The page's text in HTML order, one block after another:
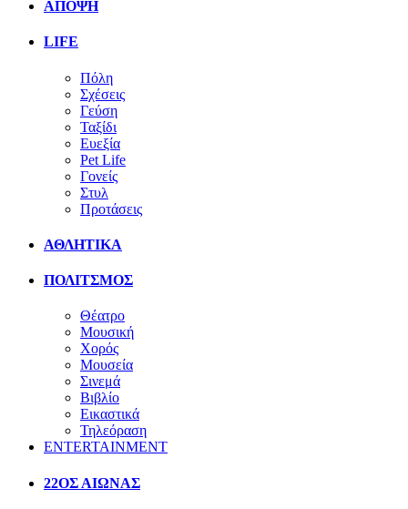
ΑΠΟΨΗ
LIFE
Πόλη
Σχέσεις
Γεύση
Ταξίδι
Ευεξία
Pet Life
Γονείς
Στυλ
Προτάσεις
ΑΘΛΗΤΙΚΑ
ΠΟΛΙΤΣΜΟΣ
Θέατρο
Μουσική
Χορός
Μουσεία
Σινεμά
Βιβλίο
Εικαστικά
Τηλεόραση
ENTERTAINMENT
22ΟΣ ΑΙΩΝΑΣ